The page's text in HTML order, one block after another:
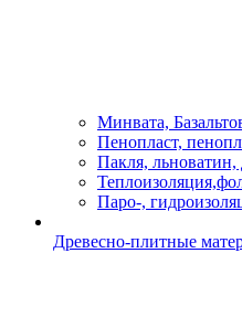
Минвата,
Пенопласт,
Пакля, льноватин,
Паро-,
Древесно-плитные